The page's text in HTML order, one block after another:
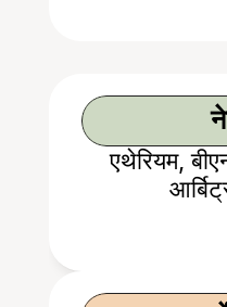
एथेरियम,